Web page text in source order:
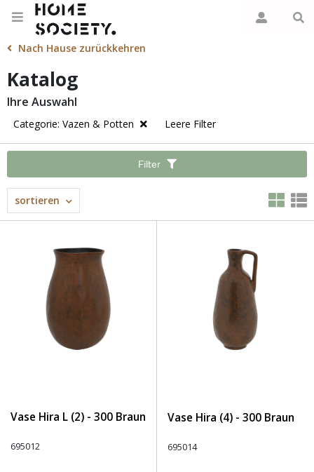
Nach Hause zurückkehren
Katalog
Ihre Auswahl
Categorie: Vazen & Potten Leere Filter
Filter
sortieren
Vase Hira L (2) - 300 Braun
695012
Vase Hira (4) - 300 Braun
695014